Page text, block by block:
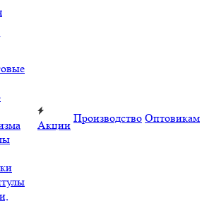
Акции
Производство Оптовикам